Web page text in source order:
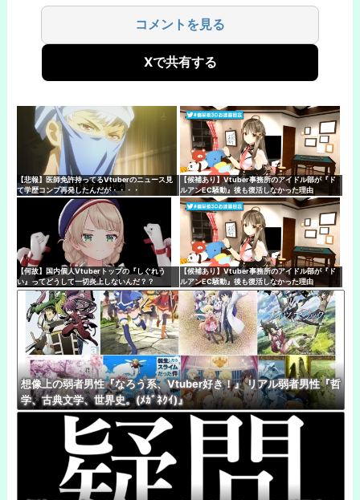
コメントを見る
Xで共有する
【悲報】医師免許持ってるVtuberのニュース見
て学歴コンプ再発したんだが・・・・
【候補あり】Vtuber事務所のアイドル部が『ド
ルアンEC騒動』後も復活しなかった理由
【何故】国内個人Vtuberトップの『しぐれう
い』ってどうして一切炎上しないんだ？？
【候補あり】Vtuber事務所のアイドル部が『ド
ルアンEC騒動』後も復活しなかった理由
想像上の弱者男性『なろう系、Vtuber好き！』 リアル弱者男性『哲
学、古典文学、世界史。(ﾒｶﾞﾈｸｲ)』